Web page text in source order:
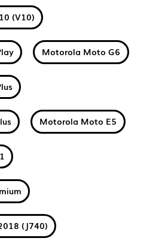
(V10)
Motorola Moto G6
Motorola Moto E5
(J740)